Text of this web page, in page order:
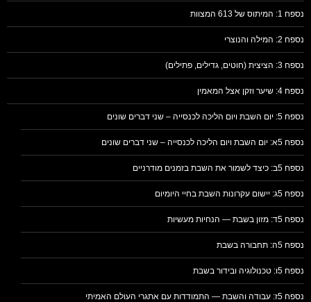
נספח 1: המיתוס של 613 המצוות
נספח 2: המילה והנוצרי
נספח 3: הציצית (חוטים, גדילים, פתילים)
נספח 4: שיער וזקן אצל המאמין
נספח 5: יום השבת ויום הליכה לכנסייה – שני דברים שונים
נספח 5א: יום השבת ויום הליכה לכנסייה – שני דברים שונים
נספח 5ב: כיצד לשמור את השבת בזמנים מודרניים
נספח 5ג: יישום עקרונות השבת בחיי היומיום
נספח 5ד: מזון בשבת — הנחיות מעשיות
נספח 5ה: תחבורה בשבת
נספח 5ו: טכנולוגיה ובידור בשבת
נספח 5ז: עבודה והשבת — התמודדות עם אתגרי העולם האמיתי